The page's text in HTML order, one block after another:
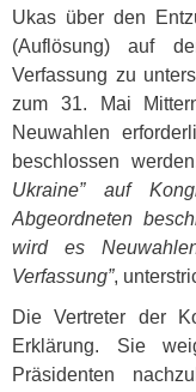
Ukas über den
(Auflösung) auf
Verfassung zu
zum 31. Mai
Neuwahlen
beschlossen
Ukraine” auf
Abgeordneten
wird es
Verfassung”,
Die Vertreter der
Erklärung. Sie
Präsidenten